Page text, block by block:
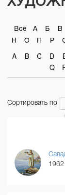
Все А Б В
Н
О П Р
A
B C D
Q
Сортировать по
1962